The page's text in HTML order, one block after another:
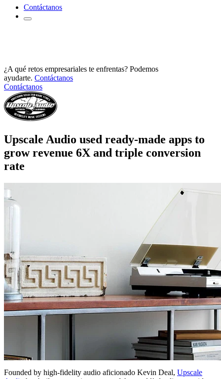
Contáctanos
¿A qué retos empresariales te enfrentas? Podemos
ayudarte. Contáctanos
Contáctanos
Upscale Audio used ready-made apps to
grow revenue 6X and triple conversion
rate
Founded by high-fidelity audio aficionado Kevin Deal, Upscale